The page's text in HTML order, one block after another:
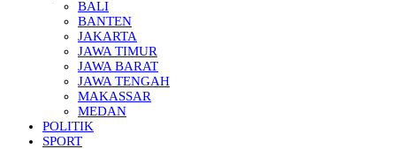
BALI
BANTEN
JAKARTA
JAWA TIMUR
JAWA BARAT
JAWA TENGAH
MAKASSAR
MEDAN
POLITIK
SPORT